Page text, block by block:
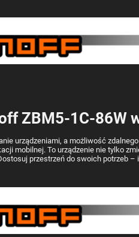
ZBM5-1C-86W
urządzeniami, a możliwość
mobilnej. To urządzenie nie tylko
przestrzeń do swoich potrzeb –